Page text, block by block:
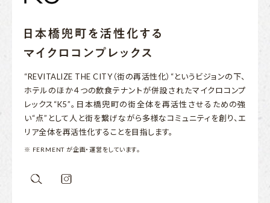
“REVITALIZE THE CITY（街の再活性化）“というビジョンの下、
ホテルのほか４つの飲食テナントが併設されたマイクロコンプ
レックス“K5”。日本橋兜町の街全体を再活性させるための強
い“点”として人と街を繋げながら多様なコミュニティを創り、エ
リア全体を再活性化することを目指します。
※ FERMENT が企画・運営をしています。